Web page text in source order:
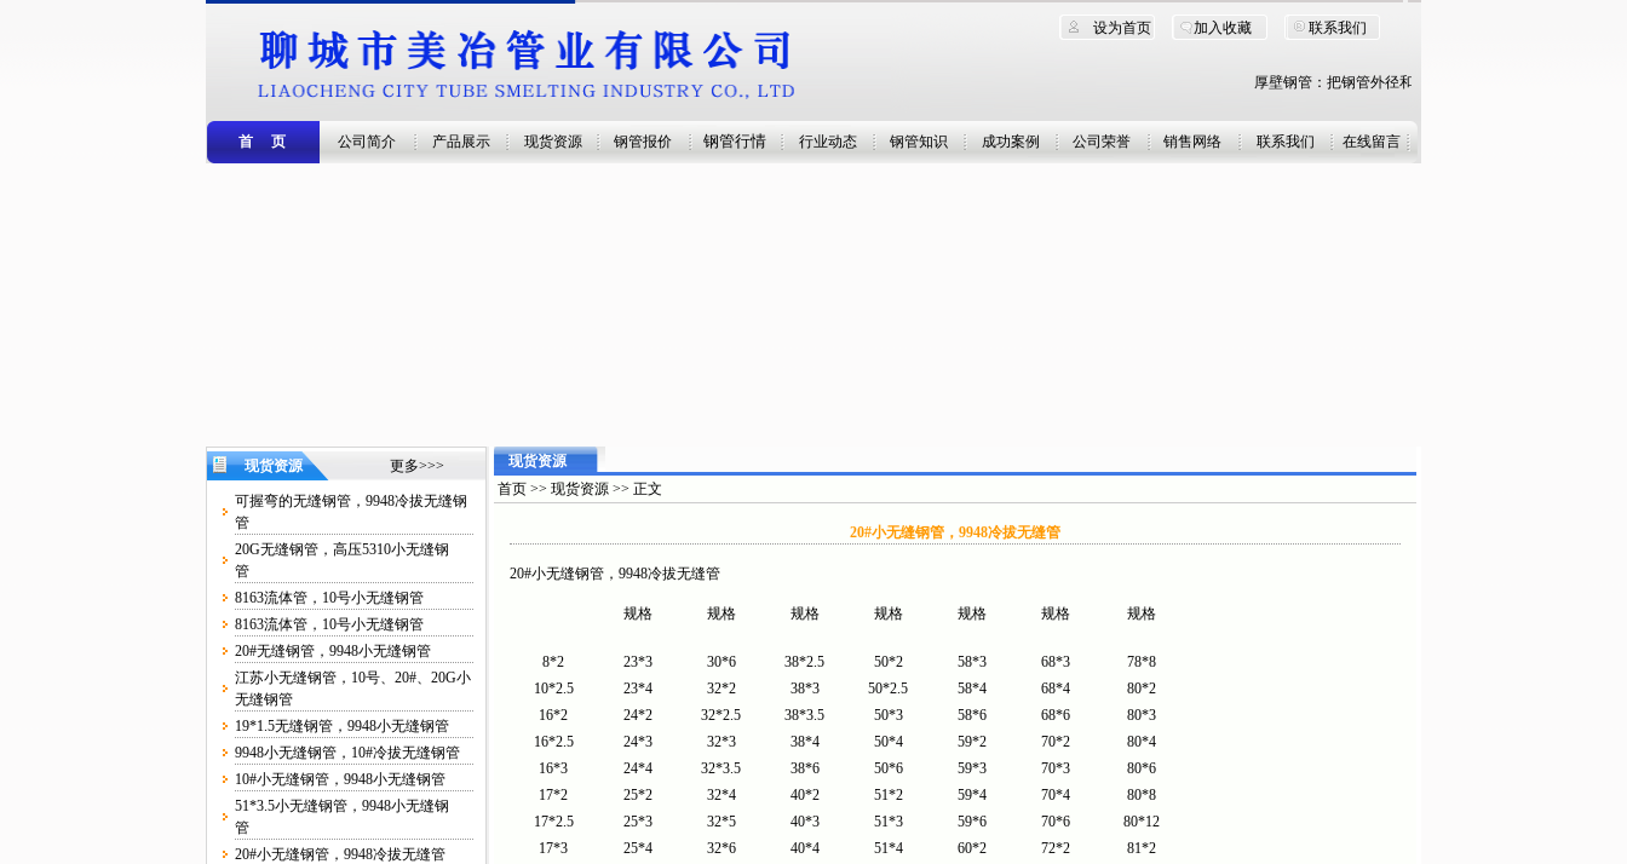
设为首页 加入收藏 联系我们
厚壁钢管：把钢管外径和壁厚之比小于20的钢管称为厚壁
首 页 公司简介 产品展示 现货资源 钢管报价 钢管行情 行业动态 钢管知识 成功案例 公司荣誉 销售网络 联系我们 在线留言
现货资源 更多>>>
可握弯的无缝钢管，9948冷拔无缝钢
管
20G无缝钢管，高压5310小无缝钢
管
8163流体管，10号小无缝钢管
8163流体管，10号小无缝钢管
20#无缝钢管，9948小无缝钢管
江苏小无缝钢管，10号、20#、20G小
无缝钢管
19*1.5无缝钢管，9948小无缝钢管
9948小无缝钢管，10#冷拔无缝钢管
10#小无缝钢管，9948小无缝钢管
51*3.5小无缝钢管，9948小无缝钢
管
20#小无缝钢管，9948冷拔无缝管
现货资源
首页 >> 现货资源 >> 正文
20#小无缝钢管，9948冷拔无缝管
20#小无缝钢管，9948冷拔无缝管
规格 规格 规格 规格 规格 规格 规格
8*2 23*3 30*6 38*2.5 50*2 58*3 68*3
78*8
10*2.5
23*4 32*2 38*3 50*2.5 58*4 68*4
80*2
16*2
24*2 32*2.5 38*3.5 50*3 58*6 68*6
80*3
16*2.5
24*3 32*3 38*4 50*4 59*2 70*2
80*4
16*3
24*4 32*3.5 38*6 50*6 59*3 70*3
80*6
17*2
25*2 32*4 40*2 51*2 59*4 70*4
80*8
17*2.5
25*3 32*5 40*3 51*3 59*6 70*6
80*12
17*3
25*4 32*6 40*4 51*4 60*2 72*2
81*2